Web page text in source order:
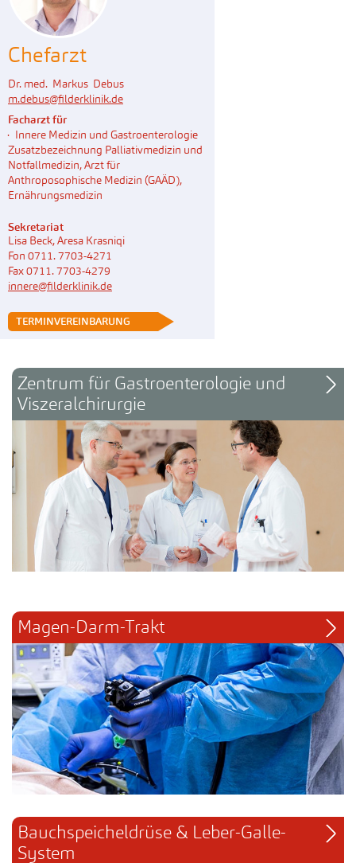
Chefarzt
Dr. med. Markus Debus
m.debus@filderklinik.de
Facharzt für
Innere Medizin und Gastroenterologie
Zusatzbezeichnung Palliativmedizin und
Notfallmedizin, Arzt für
Anthroposophische Medizin (GAÄD),
Ernährungsmedizin
Sekretariat
Lisa Beck, Aresa Krasniqi
Fon 0711. 7703-4271
Fax 0711. 7703-4279
innere@filderklinik.de
TERMINVEREINBARUNG
Zentrum für Gastroenterologie und
Viszeralchirurgie
Magen-Darm-Trakt
Bauchspeicheldrüse & Leber-Galle-
System